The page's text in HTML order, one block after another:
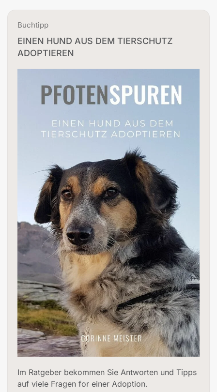
Buchtipp
EINEN HUND AUS DEM TIERSCHUTZ
ADOPTIEREN
Im Ratgeber bekommen Sie Antworten und Tipps
auf viele Fragen for einer Adoption.